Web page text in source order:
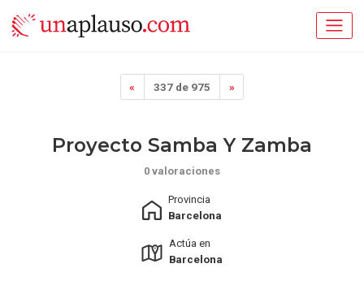
« 337 de 975 »
Proyecto Samba Y Zamba
0 valoraciones
Provincia
Barcelona
Actúa en
Barcelona